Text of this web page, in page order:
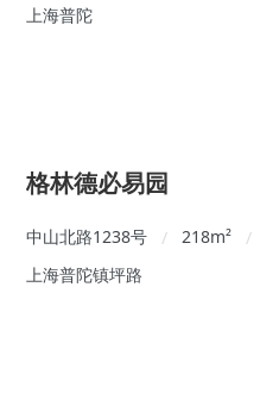
上海普陀
格林德必易园
中山北路1238号 / 218m² /
上海普陀镇坪路